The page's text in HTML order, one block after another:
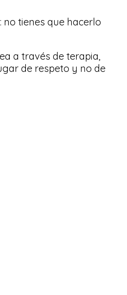
no tienes que hacerlo
a través de terapia,
de respeto y no de